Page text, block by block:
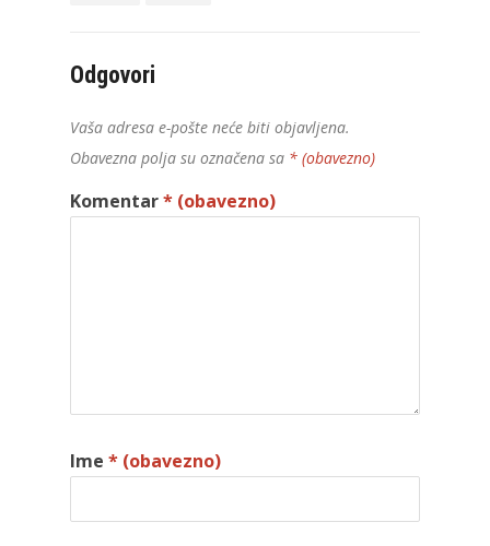
Odgovori
Vaša adresa e-pošte neće biti objavljena.
Obavezna polja su označena sa * (obavezno)
Komentar* (obavezno)
Ime * (obavezno)